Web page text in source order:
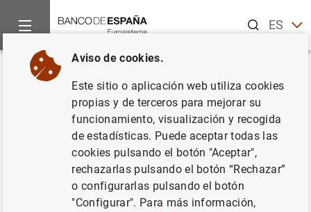
ESEN
Inicio Estadísticas
Volver
Actualización y modificación
del cuadro de los Indicadores
Estructurales de la Economía
Española y de la UE para reflejar
la salida del Reino Unido de la
Aviso de cookies.
Este sitio o aplicación web utiliza cookies
propias y de terceros para mejorar su
funcionamiento, visualización y recogida
de estadísticas. Puede aceptar todas las
cookies pulsando el botón "Aceptar",
rechazarlas pulsando el botón “Rechazar”
o configurarlas pulsando el botón
"Configurar". Para más información,